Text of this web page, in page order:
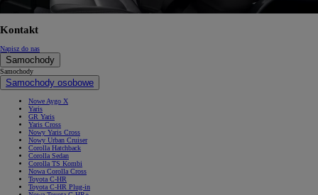
Kontakt
Napisz do nas
Samochody
Samochody
Samochody osobowe
Nowe Aygo X
Yaris
GR Yaris
Yaris Cross
Nowy Yaris Cross
Nowy Urban Cruiser
Corolla Hatchback
Corolla Sedan
Corolla TS Kombi
Nowa Corolla Cross
Toyota C-HR
Toyota C-HR Plug-in